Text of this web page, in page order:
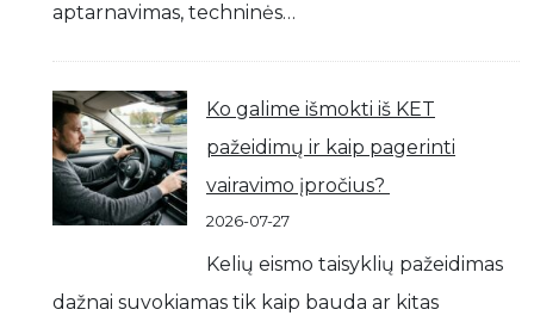
aptarnavimas, techninės…
Ko galime išmokti iš KET
pažeidimų ir kaip pagerinti
vairavimo įpročius?
2026-07-27
Kelių eismo taisyklių pažeidimas
dažnai suvokiamas tik kaip bauda ar kitas